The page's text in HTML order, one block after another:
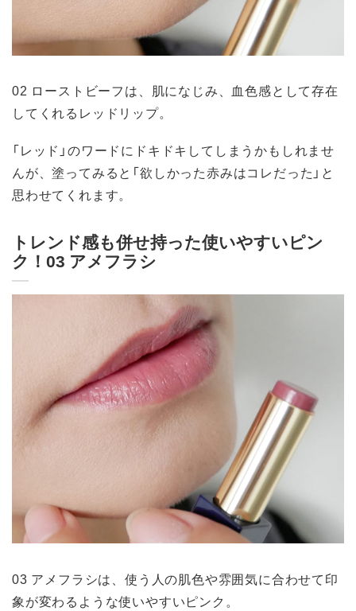
02 ローストビーフは、肌になじみ、血色感として存在
してくれるレッドリップ。
「レッド」のワードにドキドキしてしまうかもしれませ
んが、塗ってみると「欲しかった赤みはコレだった」と
思わせてくれます。
トレンド感も併せ持った使いやすいピン
ク！03 アメフラシ
03 アメフラシは、使う人の肌色や雰囲気に合わせて印
象が変わるような使いやすいピンク。